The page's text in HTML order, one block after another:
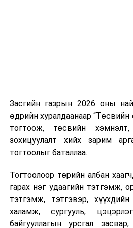
Шинэ хууль Францын зах
дуудлагын төвүүдэд
Мароккогийн дуудлагын
хувь Францын зах зээлээс
40–50 мянган ажлын байр
Засгийн газрын 2026 оны
өдрийн хуралдаанаар
тогтоож, төсвийн
зохицуулалт хийх зарим
тогтоолыг баталлаа.
Тогтоолоор төрийн албан
гарах нэг удаагийн тэтгэмж,
тэтгэмж, тэтгэвэр,
халамж, сургууль,
байгууллагын урсгал